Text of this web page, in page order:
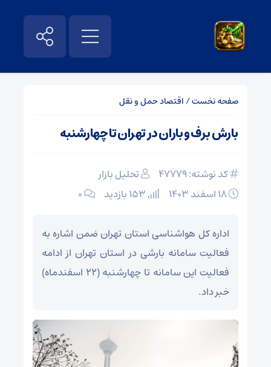
صفحه نخست/ اقتصاد حمل و نقل
بارش برف و باران در تهران تا چهارشنبه
کد نوشته: 47779
تحلیل بازار
۰
اداره کل هواشناسی استان تهران ضمن اشاره به
فعالیت سامانه بارشی در استان تهران از ادامه
فعالیت این سامانه تا چهارشنبه (۲۲ اسفندماه)
خبر داد.